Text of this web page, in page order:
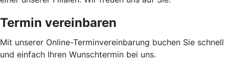
Termin vereinbaren
Mit unserer Online-Terminvereinbarung buchen Sie schnell
und einfach Ihren Wunschtermin bei uns.